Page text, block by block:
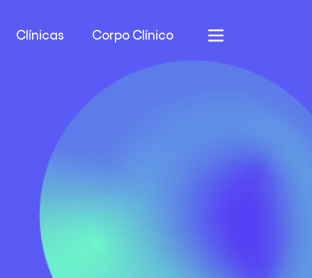
Clínicas Corpo Clínico